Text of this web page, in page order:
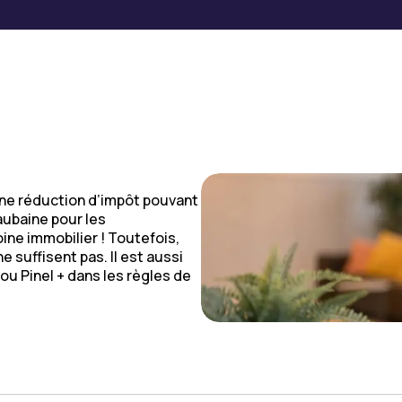
réduction d’impôt pouvant
pour les
immobilier ! Toutefois,
suffisent pas. Il est aussi
Pinel + dans les règles de